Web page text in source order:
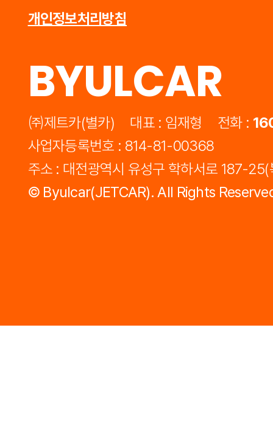
개인정보처리방침
BYULCAR
㈜제트카(별카) 대표 : 임재형 전화 :
사업자등록번호 : 814-81-00368
주소 : 대전광역시 유성구 학하서로 187-25(
© Byulcar(JETCAR). All Rights